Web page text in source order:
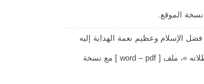
الإسلام وعظيم نعمة الهداية إليه
وشيء من نواقضه ومبطلاته »، ملف [ word – pdf ] مع نسخة